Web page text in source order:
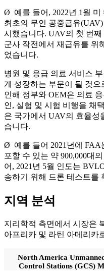
Ø 예를 들어, 2022년 1월
최초의 무인 공중급유
시했습니다. UAV의 첫 번
군사 작전에서 재급유를 위
었습니다.
병원 및 응급 의료 서비스
게 성장하는 부문이 될 것
인해 정부와 OEM은 의료
인, 실험 및 시험 비행을 채
은 국가에서 UAV의 효율성
습니다.
Ø 예를 들어 2021년에 FAA
포할 수 있는 약 900,000대
어, 2021년 5월 인도는
송하기 위해 드론 테스트를
지역 분석
지리학적 측면에서 시장은
아프리카 및 라틴 아메리카
North America
Control Stations (GCS)